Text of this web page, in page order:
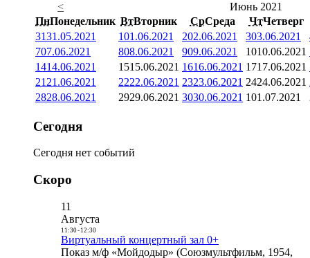
<
Июнь 2021
ПнПонедельник ВтВторник СрСреда ЧтЧетверг
3131.05.2021 101.06.2021 202.06.2021 303.06.2021
707.06.2021 808.06.2021 909.06.2021 1010.06.2021
1414.06.2021 1515.06.2021 1616.06.2021 1717.06.2021
21 21.06.2021 2222.06.2021 2323.06.2021 2424.06.2021
2828.06.2021 2929.06.2021 3030.06.2021 101.07.2021
Сегодня
Сегодня нет событий
Скоро
11
Августа
11:30- 12:30
Виртуальный концертный зал 0+
Показ м/ф «Мойдодыр» (Союзмультфильм, 1954,